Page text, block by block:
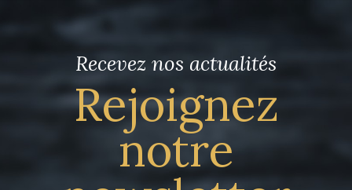
Recevez nos actualités
Rejoignez
notre